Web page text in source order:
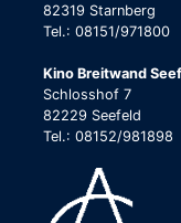
82319 Starnberg
Tel.: 08151/971800
Kino Breitwand
Schlosshof 7
82229 Seefeld
Tel.: 08152/981898